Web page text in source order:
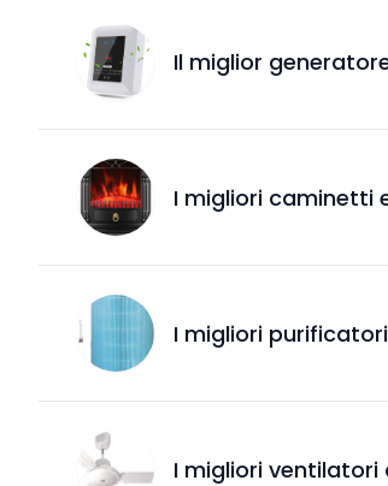
Il miglior
I migliori caminetti
I migliori
I migliori